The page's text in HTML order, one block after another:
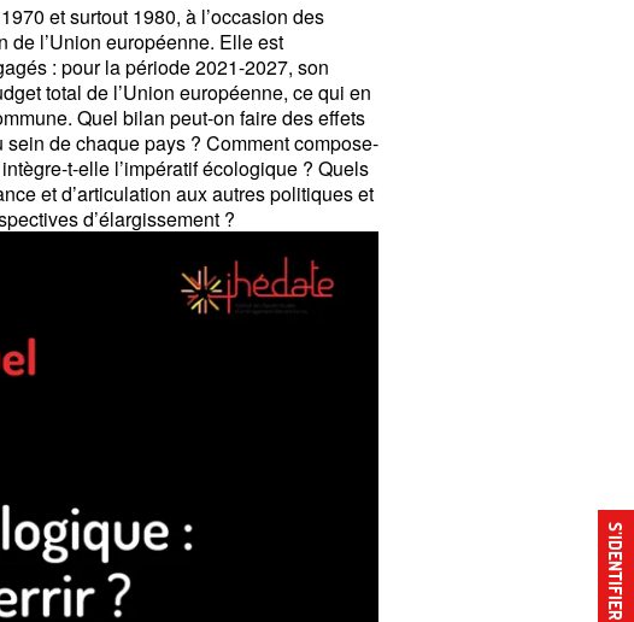
S’IDENTIFIER
et surtout 1980, à l’occasion des
l’Union européenne. Elle est
: pour la période 2021-2027, son
total de l’Union européenne, ce qui en
Quel bilan peut-on faire des effets
sein de chaque pays ? Comment compose-
t-elle l’impératif écologique ? Quels
et d’articulation aux autres politiques et
d’élargissement ?